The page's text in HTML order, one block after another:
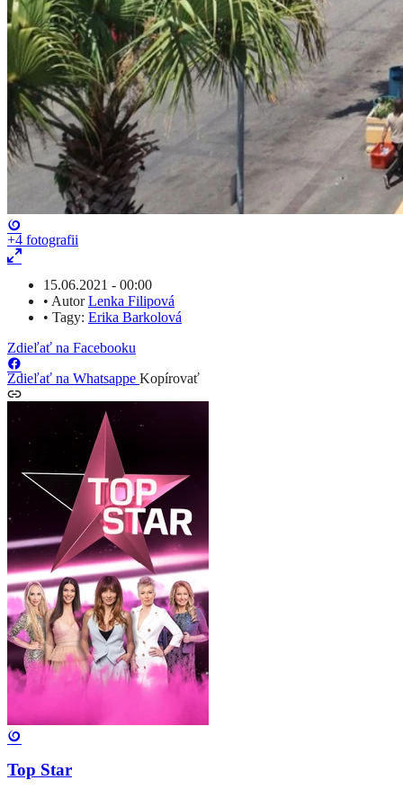
+4 fotografii
15.06.2021 - 00:00
• AutorLenka Filipová
• Tagy: Erika Barkolová
Zdieľať na Facebooku
Zdieľať na Whatsappe Kopírovať
Top Star